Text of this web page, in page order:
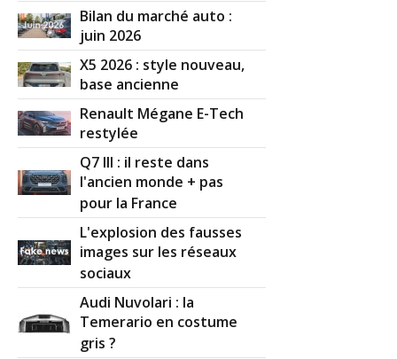
Bilan du marché auto :
juin 2026
X5 2026 : style nouveau,
base ancienne
Renault Mégane E-Tech
restylée
Q7 III : il reste dans
l'ancien monde + pas
pour la France
L'explosion des fausses
images sur les réseaux
sociaux
Audi Nuvolari : la
Temerario en costume
gris ?